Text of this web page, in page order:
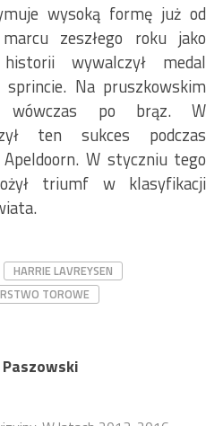
wysoką formę już od
zeszłego roku jako
wywalczył medal
Na pruszkowskim
wówczas po brąz. W
ten sukces podczas
W styczniu tego
triumf w klasyfikacji
HARRIE LAVREYSEN
TOROWE